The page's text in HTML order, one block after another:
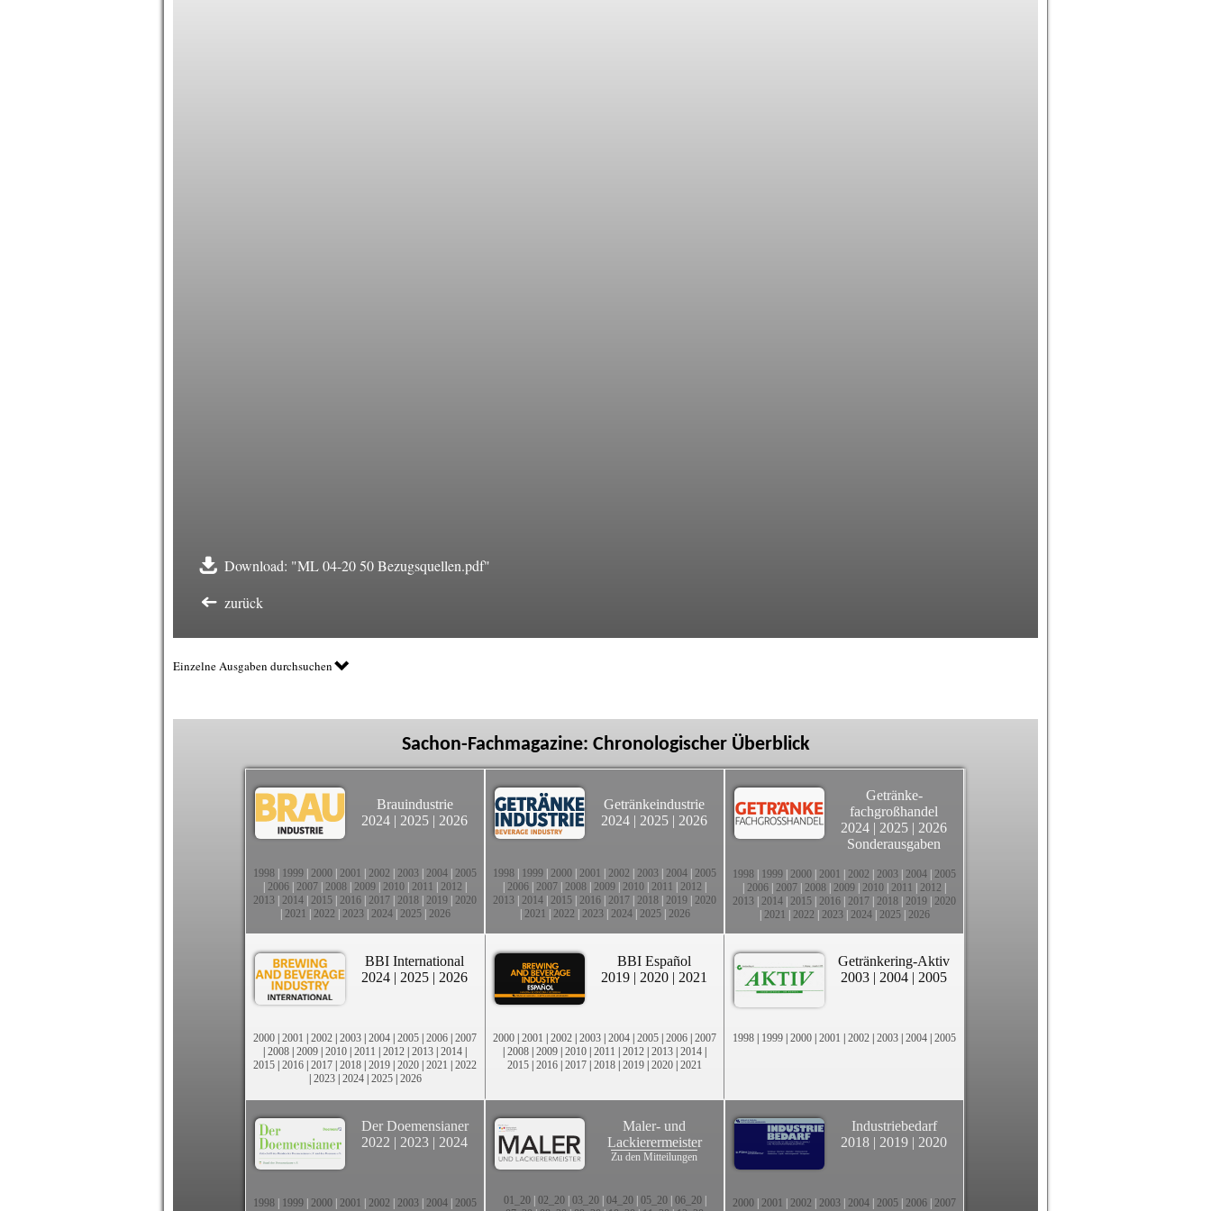
Download: "ML 04-20 50 Bezugsquellen.pdf"
zurück
Einzelne Ausgaben durchsuchen
Sachon-Fachmagazine: Chronologischer Überblick
Brauindustrie
2024 | 2025 | 2026
1998 1999 2000 2001 2002 2003 2004 2005
2006 2007 2008 2009 2010 2011 2012
2013 2014 2015 2016 2017 2018 2019 2020
2021 2022 2023| 2024| 2025| 2026
Getränkeindustrie
2024 | 2025 | 2026
1998 1999 2000 2001 2002 2003 2004 2005
2006 2007 2008 2009 2010 2011 2012
2013 2014 2015 2016 2017 2018 2019 2020
2021 2022 2023| 2024| 2025| 2026
Getränke-
fachgroßhandel
2024 | 2025 | 2026
Sonderausgaben
1998 1999 2000 2001 2002 2003 2004 2005
2006 2007 2008 2009 2010 2011 2012
2013 2014 2015 2016 2017 2018 2019 2020
2021 2022 2023| 2024| 2025| 2026
BBI International
2024 | 2025 | 2026
2000 | 2001 | 2002 | 2003 | 2004 | 2005 | 2006 | 2007
| 2008 | 2009 | 2010 | 2011 | 2012 | 2013 | 2014 |
2015 | 2016 | 2017 | 2018 | 2019 | 2020 | 2021 | 2022
| 2023| 2024| 2025| 2026
BBI Español
2019 | 2020 | 2021
2000 | 2001 | 2002 | 2003 | 2004 | 2005 | 2006 | 2007
| 2008 | 2009 | 2010 | 2011 | 2012 | 2013 | 2014 |
2015 | 2016 | 2017 | 2018 | 2019 | 2020 | 2021
Getränkering-Aktiv
2003 | 2004 | 2005
1998 | 1999 | 2000 | 2001 | 2002 | 2003 | 2004 | 2005
Der Doemensianer
2022 | 2023 | 2024
1998 1999 2000 2001 2002 2003 2004 2005
Maler- und
Lackierermeister
Zu den Mitteilungen
01_20| 02_20| 03_20| 04_20| 05_20| 06_20|
Industriebedarf
2018 | 2019 | 2020
2000 2001 2002 2003 2004 2005 2006 2007